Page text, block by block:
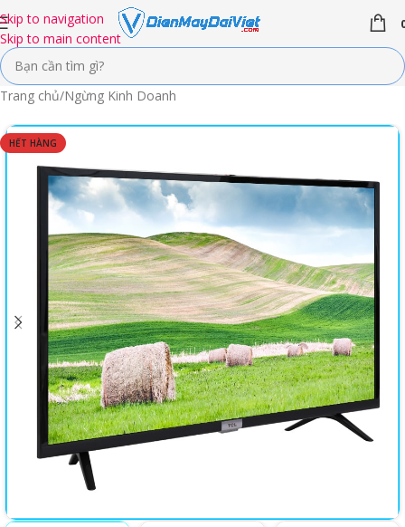
Skip to navigation
Skip to main content
Trang chủ/Ngừng Kinh Doanh
HẾT HÀNG